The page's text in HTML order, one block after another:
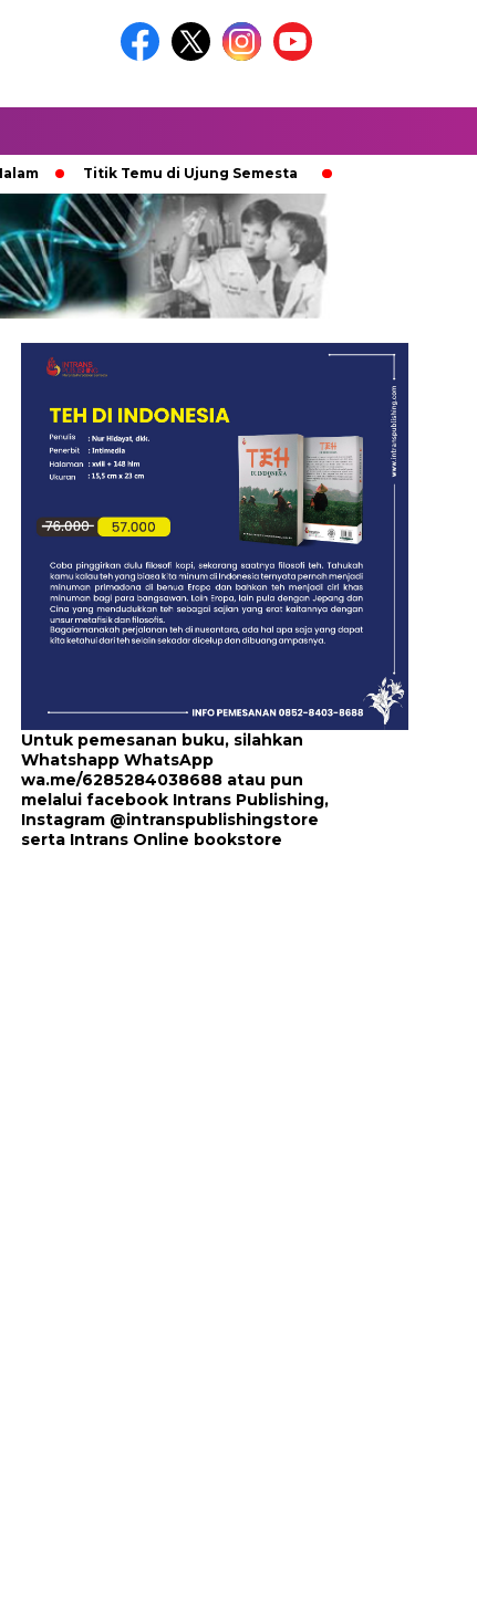
Titik Temu di Ujung Semesta Ketika Ijazah Analog
Untuk pemesanan buku, silahkan
Whatshapp WhatsApp
wa.me/6285284038688 atau pun
melalui facebook Intrans Publishing,
Instagram @intranspublishingstore
serta Intrans Online bookstore